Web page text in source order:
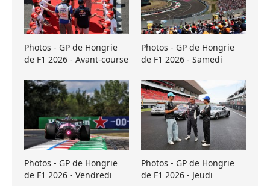
Photos - GP de Hongrie
de F1 2026 - Avant-course
Photos - GP de Hongrie
de F1 2026 - Samedi
Photos - GP de Hongrie
de F1 2026 - Vendredi
Photos - GP de Hongrie
de F1 2026 - Jeudi